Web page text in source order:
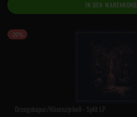
IN DEN WARENKORB
-20%
Drengskapur/Häxenzijrkell - Split LP